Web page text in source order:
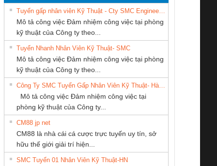
An Toàn
Contact
– PSR-
SCP-
FSP/2X1/1X2
sát chuỗi
tấm pin
16I+
Bộ giám sát chuỗi
tấm pin
TRANSCLINIC 16I+
1K5 L (2433950000)
Bộ giám sát dòng
TRANSCLINIC 16I+
(2008130000)
Bộ chỉnh lưu nguồn
điện TRANSCLINIC
BKE 1K5.4
Nẹp nhôm chống
trơn Đà Nẵng
ty TNHH
Mại SX Ba
CÔNG TY CỔ
PHẦN DÂY VÀ
CÁP ĐIỆN
THƯỢNG ĐÌNH
CÔNG TY TNHH
DỊCH VỤ KỸ
THUẬT ĐIỆN CƠ
GIA HƯNG PHÁT
TY TNHH
BỊ CÔNG
NIHON
VIỆT
KỸ THUẬT KTECH
VIỆT NAM
KINH DOANH
Mô tả công việc Đảm nhiệm công việc tại phòng
kỹ thuật của Công ty theo...
Tuyển Nhanh Nhân Viên Kỹ Thuật- SMC
Mô tả công việc Đảm nhiệm công việc tại phòng
kỹ thuật của Công ty theo...
Mô tả công việc Đảm nhiệm công việc tại
phòng kỹ thuật của Công ty...
CM88 jp net
CM88 là nhà cái cá cược trực tuyến uy tín, sở
hữu thế giới giải trí hiện...
SMC Tuyển 01 Nhân Viên Kỹ Thuật-HN